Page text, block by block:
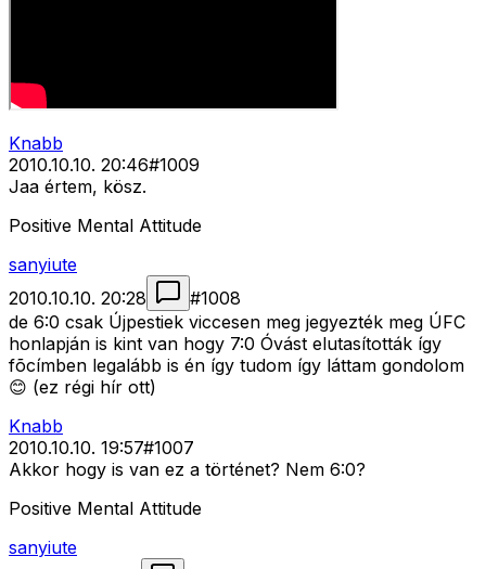
Knabb
2010.10.10. 20:46#1009
Jaa értem, kösz.
Positive Mental Attitude
sanyiute
2010.10.10. 20:28
#1008
de 6:0 csak Újpestiek viccesen meg jegyezték meg ÚFC
honlapján is kint van hogy 7:0 Óvást elutasították így
fõcímben legalább is én így tudom így láttam gondolom
😊 (ez régi hír ott)
Knabb
2010.10.10. 19:57#1007
Akkor hogy is van ez a történet? Nem 6:0?
Positive Mental Attitude
sanyiute